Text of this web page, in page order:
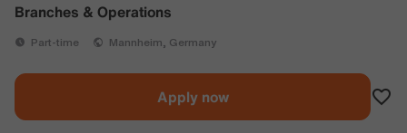
Branches & Operations
Part-time Mannheim, Germany
Apply now